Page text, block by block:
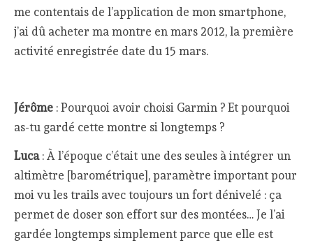
me contentais de l’application de mon smartphone,
j’ai dû acheter ma montre en mars 2012, la première
activité enregistrée date du 15 mars.
Jérôme : Pourquoi avoir choisi Garmin ? Et pourquoi
as-tu gardé cette montre si longtemps ?
Luca : À l’époque c’était une des seules à intégrer un
altimètre [barométrique], paramètre important pour
moi vu les trails avec toujours un fort dénivelé : ça
permet de doser son effort sur des montées… Je l’ai
gardée longtemps simplement parce que elle est